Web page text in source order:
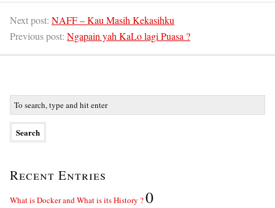
Next post: NAFF – Kau Masih Kekasihku
Previous post: Ngapain yah KaLo lagi Puasa ?
Recent Entries
What is Docker and What is its History ?0